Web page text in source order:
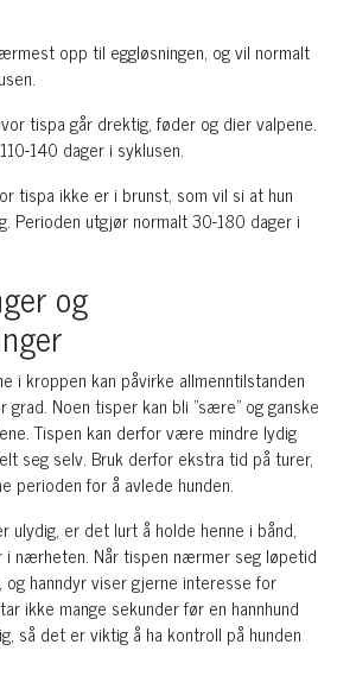
opp til eggløsningen, og vil normalt
tispa går drektig, føder og dier valpene.
140 dager i syklusen.
tispa ikke er i brunst, som vil si at hun
Perioden utgjør normalt 30-180 dager i
og
i kroppen kan påvirke allmenntilstanden
Noen tisper kan bli "sære" og ganske
Tispen kan derfor være mindre lydig
seg selv. Bruk derfor ekstra tid på turer,
perioden for å avlede hunden.
ulydig, er det lurt å holde henne i bånd,
i nærheten. Når tispen nærmer seg løpetid
og hanndyr viser gjerne interesse for
ikke mange sekunder før en hannhund
så det er viktig å ha kontroll på hunden